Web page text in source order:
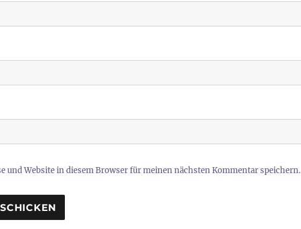
und Website in diesem Browser für meinen nächsten Kommentar speichern.